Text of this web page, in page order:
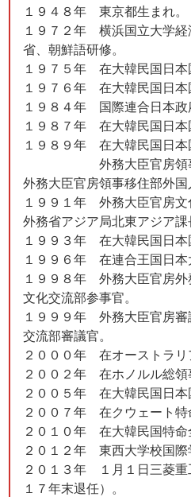
１９４８年 東京都生まれ。
１９７２年 横浜国立大学経
省、朝鮮語研修。
１９７５年 在大韓民国日本
１９７６年 在大韓民国日本
１９８４年 国際連合日本政
１９８７年 在大韓民国日本
１９８９年 在大韓民国日本
外務大臣官房領事移
外務大臣官房領事移住部外国
１９９１年 外務大臣官房文
外務省アジア局北東アジア課
１９９３年 在大韓民国日本
１９９６年 在連合王国日本
１９９８年 外務大臣官房
文化交流部参事官。
１９９９年 外務大臣官房
交流部審議官。
２０００年 在オーストラリ
２００２年 在ホノルル総領
２００５年 在大韓民国日本
２００７年 在クウェート特
２０１０年 在大韓民国特命
２０１２年 東西大学校国際
２０１３年 １月１日三菱重
１７年末退任）。